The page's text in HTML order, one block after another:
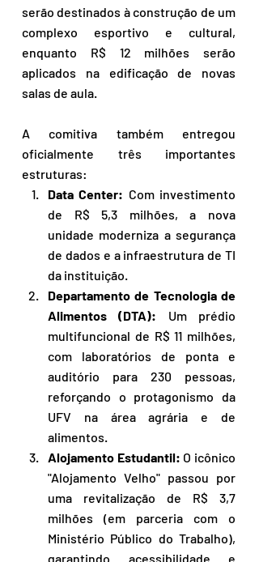
serão destinados à construção de um
complexo esportivo e cultural,
enquanto R$ 12 milhões serão
aplicados na edificação de novas
salas de aula.
A comitiva também entregou
oficialmente três importantes
estruturas:
Data Center: Com investimento
de R$ 5,3 milhões, a nova
unidade moderniza a segurança
de dados e a infraestrutura de TI
da instituição.
Departamento de Tecnologia de
Alimentos (DTA): Um prédio
multifuncional de R$ 11 milhões,
com laboratórios de ponta e
auditório para 230 pessoas,
reforçando o protagonismo da
UFV na área agrária e de
alimentos.
Alojamento Estudantil: O icônico
"Alojamento Velho" passou por
uma revitalização de R$ 3,7
milhões (em parceria com o
Ministério Público do Trabalho),
garantindo acessibilidade e